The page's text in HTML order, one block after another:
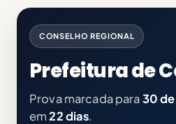
CONSELHO REGIONAL
Prefeitura de
Prova marcada para30
em22 dias.